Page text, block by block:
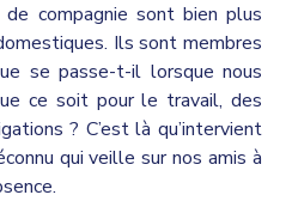
de compagnie sont bien plus
Ils sont membres
se passe-t-il lorsque nous
ce soit pour le travail, des
? C’est là qu’intervient
qui veille sur nos amis à